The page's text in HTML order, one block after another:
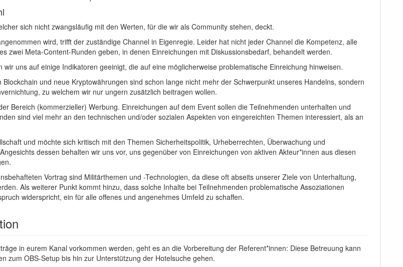
sich nicht zwangsläufig mit den Werten, für die wir als Community stehen, deckt.
wird, trifft der zuständige Channel in Eigenregie. Leider hat nicht jeder Channel die Kompetenz, alle
zwei Meta-Content-Runden geben, in denen Einreichungen mit Diskussionsbedarf, behandelt werden.
wir uns auf einige Indikatoren geeinigt, die auf eine möglicherweise problematische Einreichung hinweisen.
und neue Kryptowährungen sind schon lange nicht mehr der Schwerpunkt unseres Handelns, sondern
zu welchem wir nur ungern zusätzlich beitragen wollen.
Bereich (kommerzieller) Werbung. Einreichungen auf dem Event sollen die Teilnehmenden unterhalten und
sind viel mehr an den technischen und/oder sozialen Aspekten von eingereichten Themen interessiert, als an
und möchte sich kritisch mit den Themen Sicherheitspolitik, Urheberrechten, Überwachung und
dessen behalten wir uns vor, uns gegenüber von Einreichungen von aktiven Akteur*innen aus diesen
Vortrag sind Militärthemen und -Technologien, da diese oft abseits unserer Ziele von Unterhaltung,
Als weiterer Punkt kommt hinzu, dass solche Inhalte bei Teilnehmenden problematische Assoziationen
widerspricht, ein für alle offenes und angenehmes Umfeld zu schaffen.
in eurem Kanal vorkommen werden, geht es an die Vorbereitung der Referent*innen: Diese Betreuung kann
zum OBS-Setup bis hin zur Unterstützung der Hotelsuche gehen.